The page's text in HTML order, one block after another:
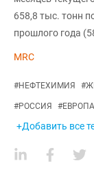
658,8 тыс. тонн
прошлого года
MRC
#НЕФТЕХИМИЯ #
#РОССИЯ #ЕВРОПА
+Добавить все